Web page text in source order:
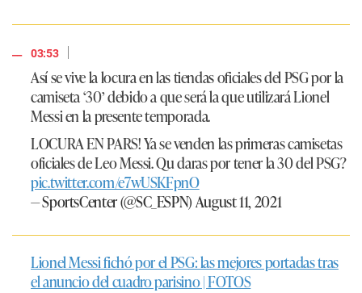
03:53
|
Así se vive la locura en las tiendas oficiales del PSG por la
camiseta ‘30’ debido a que será la que utilizará Lionel
Messi en la presente temporada.
LOCURA EN PARS! Ya se venden las primeras camisetas
oficiales de Leo Messi. Qu daras por tener la 30 del PSG?
pic.twitter.com/e7wUSKFpnO
— SportsCenter (@SC_ESPN)August 11, 2021
Lionel Messi fichó por el PSG: las mejores portadas tras
el anuncio del cuadro parisino | FOTOS